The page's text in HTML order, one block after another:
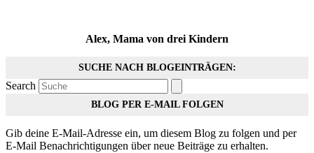
Alex, Mama von drei Kindern
SUCHE NACH BLOGEINTRÄGEN:
Search
BLOG PER E-MAIL FOLGEN
Gib deine E-Mail-Adresse ein, um diesem Blog zu folgen und per
E-Mail Benachrichtigungen über neue Beiträge zu erhalten.